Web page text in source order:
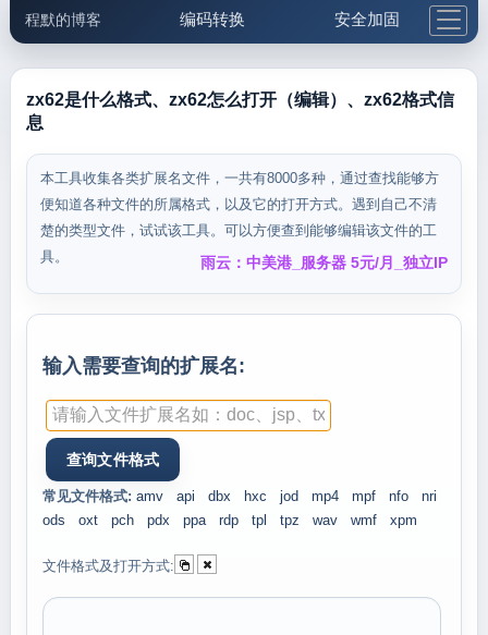
程默的博客 编码转换 安全加固
邮件工具 生活便民 更多工具
zx62是什么格式、zx62怎么打开（编辑）、zx62格式信
息
本工具收集各类扩展名文件，一共有8000多种，通过查找能够方
便知道各种文件的所属格式，以及它的打开方式。遇到自己不清
楚的类型文件，试试该工具。可以方便查到能够编辑该文件的工
具。
雨云：中美港_服务器 5元/月_独立IP
输入需要查询的扩展名:
常见文件格式: amv api dbx hxc jod mp4 mpf nfo
nri
ods
oxt pch pdx ppa rdp tpl tpz wav wmf xpm
文件格式及打开方式: